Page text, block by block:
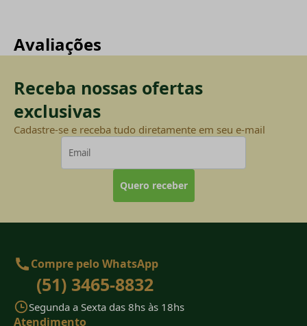
Avaliações
Receba nossas ofertas
exclusivas
Cadastre-se e receba tudo diretamente em seu e-mail
Quero receber
Compre pelo WhatsApp
(51) 3465-8832
Segunda a Sexta das 8hs às 18hs
Atendimento